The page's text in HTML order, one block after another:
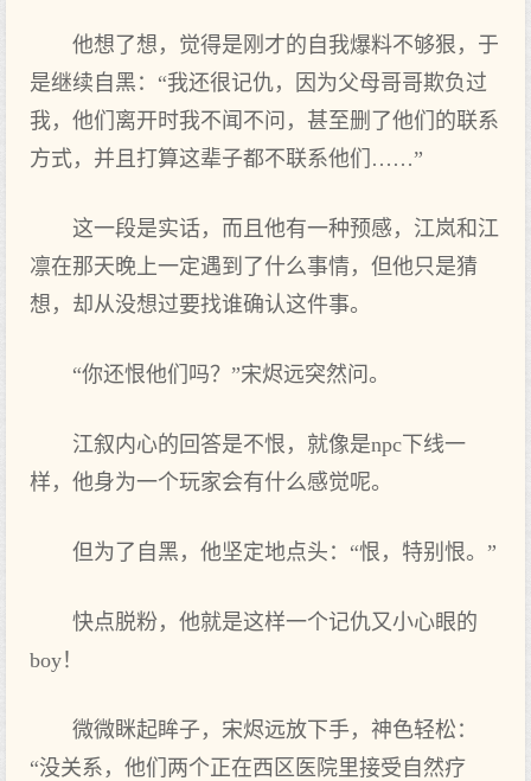
他想了想，觉得是刚才的自我爆料不够狠，于
是继续自黑：“我还很记仇，因为父母哥哥欺负过
我，他们离开时我不闻不问，甚至删了他们的联系
方式，并且打算这辈子都不联系他们……”
这一段是实话，而且他有一种预感，江岚和江
凛在那天晚上一定遇到了什么事情，但他只是猜
想，却从没想过要找谁确认这件事。
“你还恨他们吗？”宋烬远突然问。
江叙内心的回答是不恨，就像是npc下线一
样，他身为一个玩家会有什么感觉呢。
但为了自黑，他坚定地点头：“恨，特别恨。”
快点脱粉，他就是这样一个记仇又小心眼的
boy！
微微眯起眸子，宋烬远放下手，神色轻松：
“没关系，他们两个正在西区医院里接受自然疗